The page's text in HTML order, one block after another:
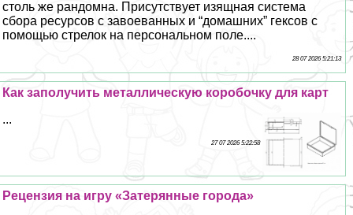
столь же рандомна. Присутствует изящная система
сбора ресурсов с завоеванных и “домашних” гексов с
помощью стрелок на персональном поле....
28 07 2026 5:21:13
Как заполучить металлическую коробочку для карт
...
27 07 2026 5:22:58
Рецензия на игру «Затерянные города»